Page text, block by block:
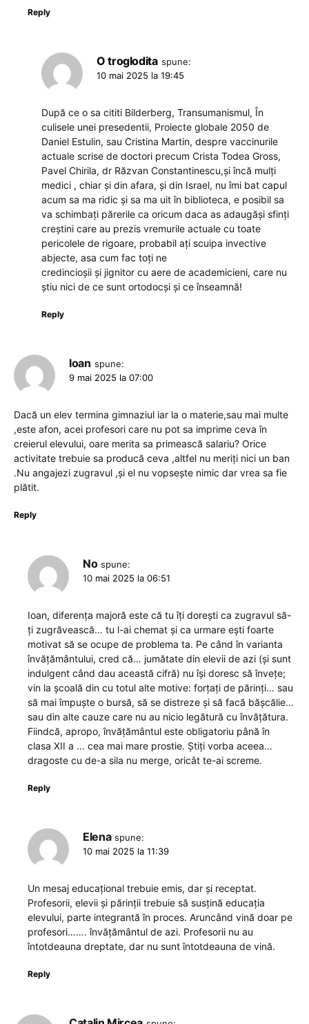
Reply
O troglodita spune:
10 mai 2025 la 19:45
După ce o sa cititi Bilderberg, Transumanismul, În
culisele unei presedentii, Proiecte globale 2050 de
Daniel Estulin, sau Cristina Martin, despre vaccinurile
actuale scrise de doctori precum Crista Todea Gross,
Pavel Chirila, dr Răzvan Constantinescu,și încă mulți
medici , chiar și din afara, și din Israel, nu îmi bat capul
acum sa ma ridic și sa ma uit în biblioteca, e posibil sa
va schimbați părerile ca oricum daca as adaugăși sfinți
creștini care au prezis vremurile actuale cu toate
pericolele de rigoare, probabil ați scuipa invective
abjecte, asa cum fac toți ne
credincioșii și jignitor cu aere de academicieni, care nu
știu nici de ce sunt ortodocși și ce înseamnă!
Reply
Ioan spune:
9 mai 2025 la 07:00
Dacă un elev termina gimnaziul iar la o materie,sau mai multe
,este afon, acei profesori care nu pot sa imprime ceva în
creierul elevului, oare merita sa primească salariu? Orice
activitate trebuie sa producă ceva ,altfel nu meriți nici un ban
.Nu angajezi zugravul ,și el nu vopsește nimic dar vrea sa fie
plătit.
Reply
No spune:
10 mai 2025 la 06:51
Ioan, diferența majoră este că tu îți dorești ca zugravul să-
ți zugrăvească… tu l-ai chemat și ca urmare ești foarte
motivat să se ocupe de problema ta. Pe când în varianta
învățământului, cred că… jumătate din elevii de azi (și sunt
indulgent când dau această cifră) nu își doresc să învețe;
vin la școală din cu totul alte motive: forțați de părinți… sau
să mai împuște o bursă, să se distreze și să facă bășcălie…
sau din alte cauze care nu au nicio legătură cu învățătura.
Fiindcă, apropo, învățământul este obligatoriu până în
clasa XII a … cea mai mare prostie. Știți vorba aceea…
dragoste cu de-a sila nu merge, oricât te-ai screme.
Reply
Elena spune:
10 mai 2025 la 11:39
Un mesaj educațional trebuie emis, dar și receptat.
Profesorii, elevii și părinții trebuie să susțină educația
elevului, parte integrantă în proces. Aruncând vină doar pe
profesori……. învățământul de azi. Profesorii nu au
întotdeauna dreptate, dar nu sunt întotdeauna de vină.
Reply